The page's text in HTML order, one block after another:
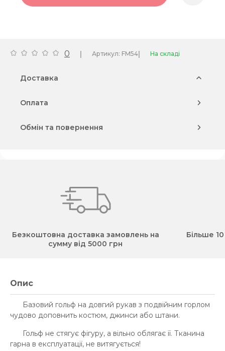
0 | Артикул: FM54| На складі
Доставка
Оплата
Обмін та повернення
Безкоштовна доставка замовлень на
сумму від 5000 грн
Більше
Опис
Базовий гольф на довгий рукав з подвійним горлом
чудово доповнить костюм, джинси або штани.
Гольф не стягує фігуру, а вільно облягає її. Тканина
гарна в експлуатації, не витягується!